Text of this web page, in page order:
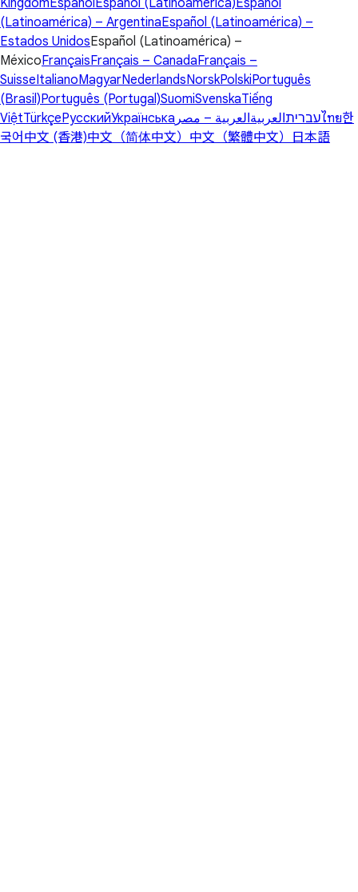
(Latinoamérica) – ArgentinaEspañol (Latinoamérica) –
Estados UnidosEspañol (Latinoamérica) –
MéxicoFrançaisFrançais – CanadaFrançais –
SuisseItalianoMagyarNederlandsNorskPolskiPortuguês
(Brasil)Português (Portugal)SuomiSvenskaTiếng
ViệtTürkçeРусскийУкраїнська עבריתالعربيةالعربية – مصر ไทย한
국어 中文 (香港)中文（简体中文） 中文（繁體中文） 日本語